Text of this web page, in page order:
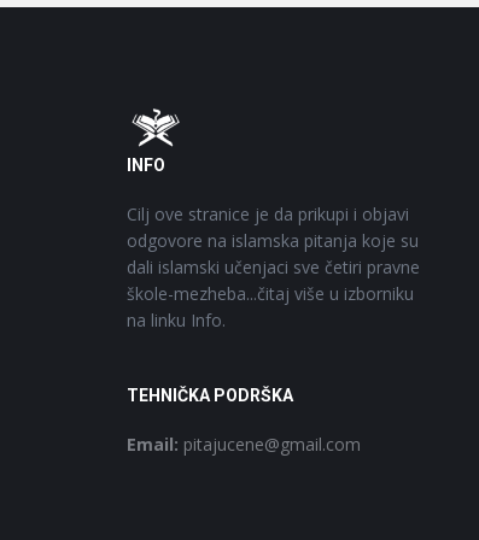
Footer
INFO
Cilj ove stranice je da prikupi i objavi
odgovore na islamska pitanja koje su
dali islamski učenjaci sve četiri pravne
škole-mezheba...čitaj više u izborniku
na linku Info.
TEHNIČKA PODRŠKA
Email: pitajucene@gmail.com